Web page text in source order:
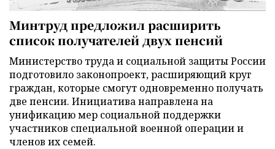
Минтруд предложил расширить
список получателей двух пенсий
Министерство труда и социальной защиты России
подготовило законопроект, расширяющий круг
граждан, которые смогут одновременно получать
две пенсии. Инициатива направлена на
унификацию мер социальной поддержки
участников специальной военной операции и
членов их семей.